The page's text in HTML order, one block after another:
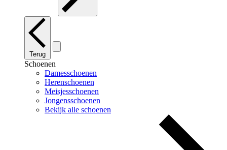
Terug
Schoenen
Damesschoenen
Herenschoenen
Meisjesschoenen
Jongensschoenen
Bekijk alle schoenen